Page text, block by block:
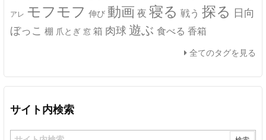
アレ モフモフ 伸び 動画 夜 寝る 戦う 探る 日向
ぼっこ 棚 爪とぎ 窓 箱 肉球 遊ぶ 食べる 香箱
全てのタグを見る
サイト内検索